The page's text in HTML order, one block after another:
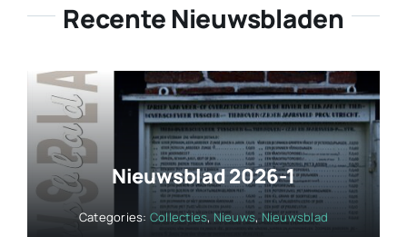
Recente Nieuwsbladen
Nieuwsblad 2026-1
Categories: Collecties, Nieuws, Nieuwsblad